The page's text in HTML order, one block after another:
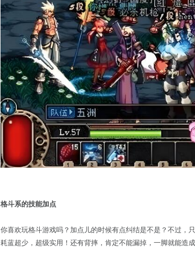
格斗系的技能加点
你喜欢玩格斗游戏吗？加点儿的时候有点纠结是不是？不过，
耗蓝超少，超级实用！还有背摔，肯定不能漏掉，一脚就能造